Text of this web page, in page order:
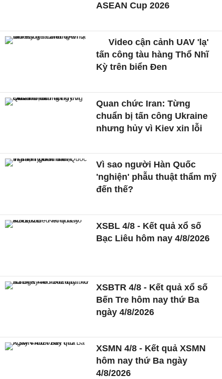
ASEAN Cup 2026
Video cận cảnh UAV 'lạ'
tấn công tàu hàng Thổ Nhĩ
Kỳ trên biển Đen
Quan chức Iran: Từng
chuẩn bị tấn công Ukraine
nhưng hủy vì Kiev xin lỗi
Vì sao người Hàn Quốc
'nghiện' phẫu thuật thẩm mỹ
đến thế?
XSBL 4/8 - Kết quả xổ số
Bạc Liêu hôm nay 4/8/2026
XSBTR 4/8 - Kết quả xổ số
Bến Tre hôm nay thứ Ba
ngày 4/8/2026
XSMN 4/8 - Kết quả XSMN
hôm nay thứ Ba ngày
4/8/2026